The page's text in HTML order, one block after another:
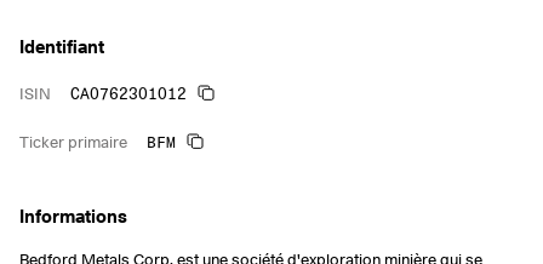
Informations
Bedford Metals Corp. est une société d'exploration minière qui se
Identifiant
ISIN CA0762301012
Ticker primaire BFM